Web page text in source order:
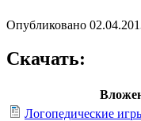
Опубликовано
Скачать:
Логопедические